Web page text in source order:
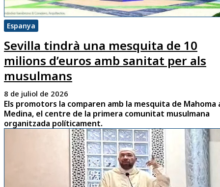
Espanya
Sevilla tindrà una mesquita de 10
milions d’euros amb sanitat per als
musulmans
8 de juliol de 2026
Els promotors la comparen amb la mesquita de Mahoma
Medina, el centre de la primera comunitat musulmana
organitzada políticament.